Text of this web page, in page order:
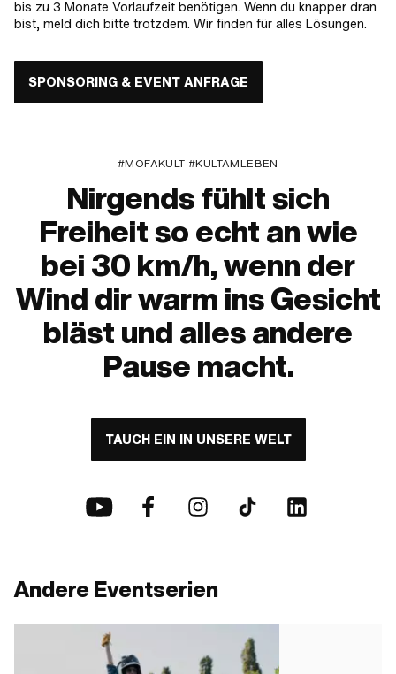
bis zu 3 Monate Vorlaufzeit benötigen. Wenn du knapper dran
bist, meld dich bitte trotzdem. Wir finden für alles Lösungen.
SPONSORING & EVENT ANFRAGE
#MOFAKULT #KULTAMLEBEN
Nirgends fühlt sich
Freiheit so echt an wie
bei 30 km/h, wenn der
Wind dir warm ins Gesicht
bläst und alles andere
Pause macht.
TAUCH EIN IN UNSERE WELT
Andere Eventserien